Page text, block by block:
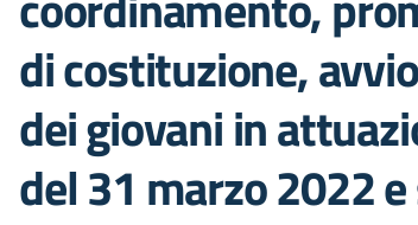
di costituzione,
dei giovani in
del 31 marzo 2022